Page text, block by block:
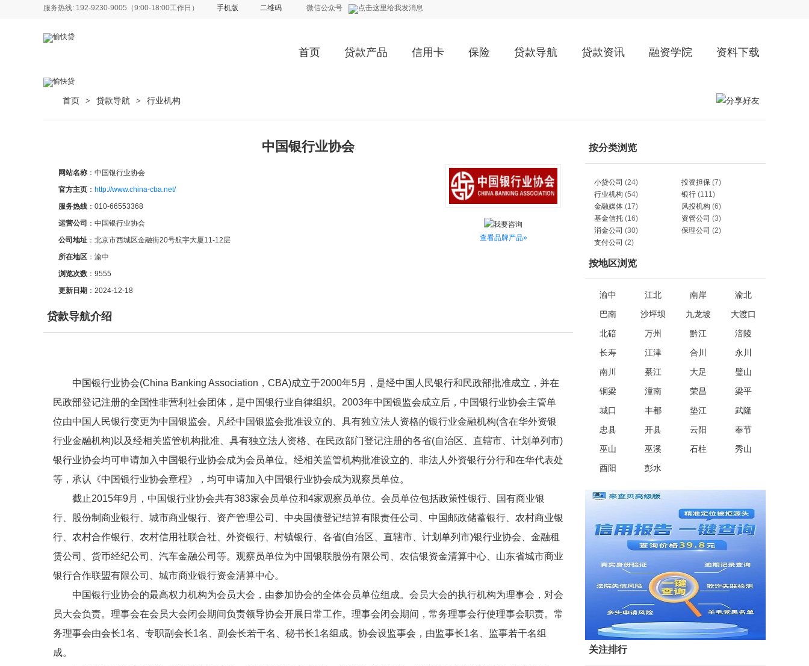
服务热线: 192-9230-9005（9:00-18:00工作日） 手机版 二维码 微信公众号
首页 贷款产品 信用卡 保险 贷款导航 贷款资讯 融资学院 资料下载
首页 > 贷款导航 > 行业机构
中国银行业协会
查看品牌产品»
网站名称 ：中国银行业协会
官方主页 ： http://www.china-cba.net/
服务热线 ：010-66553368
运营公司 ：中国银行业协会
公司地址 ：北京市西城区金融街20号航宇大厦11-12层
所在地区 ：渝中
浏览次数 ： 9555
更新日期 ：2024-12-18
贷款导航介绍
中国银行业协会(China Banking Association，CBA)成立于2000年5月，是经中国人民银行和民政部批准成立，并在
民政部登记注册的全国性非营利社会团体，是中国银行业自律组织。2003年中国银监会成立后，中国银行业协会主管单
位由中国人民银行变更为中国银监会。凡经中国银监会批准设立的、具有独立法人资格的银行业金融机构(含在华外资银
行业金融机构)以及经相关监管机构批准、具有独立法人资格、在民政部门登记注册的各省(自治区、直辖市、计划单列市)
银行业协会均可申请加入中国银行业协会成为会员单位。经相关监管机构批准设立的、非法人外资银行分行和在华代表处
等，承认《中国银行业协会章程》，均可申请加入中国银行业协会成为观察员单位。
截止2015年9月，中国银行业协会共有383家会员单位和4家观察员单位。会员单位包括政策性银行、国有商业银
行、股份制商业银行、城市商业银行、资产管理公司、中央国债登记结算有限责任公司、中国邮政储蓄银行、农村商业银
行、农村合作银行、农村信用社联合社、外资银行、村镇银行、各省(自治区、直辖市、计划单列市)银行业协会、金融租
赁公司、货币经纪公司、汽车金融公司等。观察员单位为中国银联股份有限公司、农信银资金清算中心、山东省城市商业
银行合作联盟有限公司、城市商业银行资金清算中心。
中国银行业协会的最高权力机构为会员大会，由参加协会的全体会员单位组成。会员大会的执行机构为理事会，对会
员大会负责。理事会在会员大会闭会期间负责领导协会开展日常工作。理事会闭会期间，常务理事会行使理事会职责。常
务理事会由会长1名、专职副会长1名、副会长若干名、秘书长1名组成。协会设监事会，由监事长1名、监事若干名组
成。
按分类浏览
小贷公司 (24) 投资担保 (7)
行业机构 (54) 银行 (111)
金融媒体 (17) 风投机构 (6)
基金信托 (16) 资管公司 (3)
消金公司 (30) 保理公司 (2)
支付公司 (2)
按地区浏览
渝中 江北 南岸
渝北
巴南
沙坪坝 九龙坡
大渡口
北碚
万州 黔江
涪陵
长寿
江津 合川
永川
南川
綦江 大足
璧山
铜梁
潼南 荣昌
梁平
城口
丰都 垫江
武隆
忠县
开县 云阳
奉节
巫山
巫溪 石柱
秀山
酉阳
彭水
关注排行